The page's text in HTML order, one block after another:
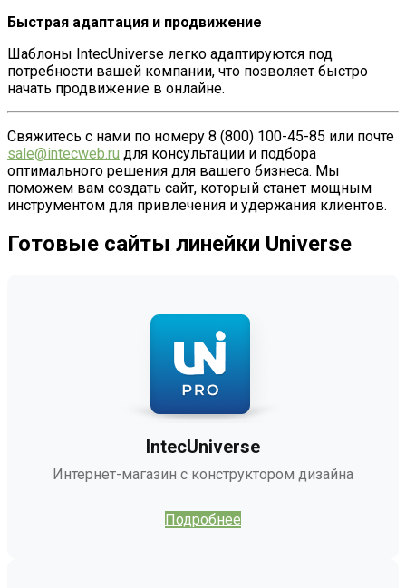
Быстрая адаптация и продвижение
Шаблоны IntecUniverse легко адаптируются под
потребности вашей компании, что позволяет быстро
начать продвижение в онлайне.
Свяжитесь с нами по номеру 8 (800) 100-45-85 или почте
sale@intecweb.ru для консультации и подбора
оптимального решения для вашего бизнеса. Мы
поможем вам создать сайт, который станет мощным
инструментом для привлечения и удержания клиентов.
Готовые сайты линейки Universe
IntecUniverse
Интернет-магазин с конструктором дизайна
Подробнее